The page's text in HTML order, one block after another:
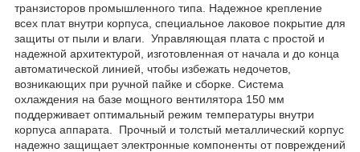
транзисторов промышленного типа. Надежное крепление
всех плат внутри корпуса, специальное лаковое покрытие для
защиты от пыли и влаги. Управляющая плата с простой и
надежной архитектурой, изготовленная от начала и до конца
автоматической линией, чтобы избежать недочетов,
возникающих при ручной пайке и сборке. Система
охлаждения на базе мощного вентилятора 150 мм
поддерживает оптимальный режим температуры внутри
корпуса аппарата. Прочный и толстый металлический корпус
надежно защищает электронные компоненты от повреждений